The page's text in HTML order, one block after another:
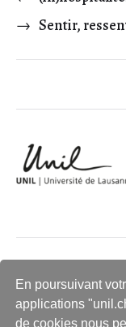
En poursuivant
applications
de cookies nous
→ Sentir,